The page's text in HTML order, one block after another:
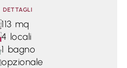
DETTAGLI
113 mq
4 locali
1 bagno
opzionale